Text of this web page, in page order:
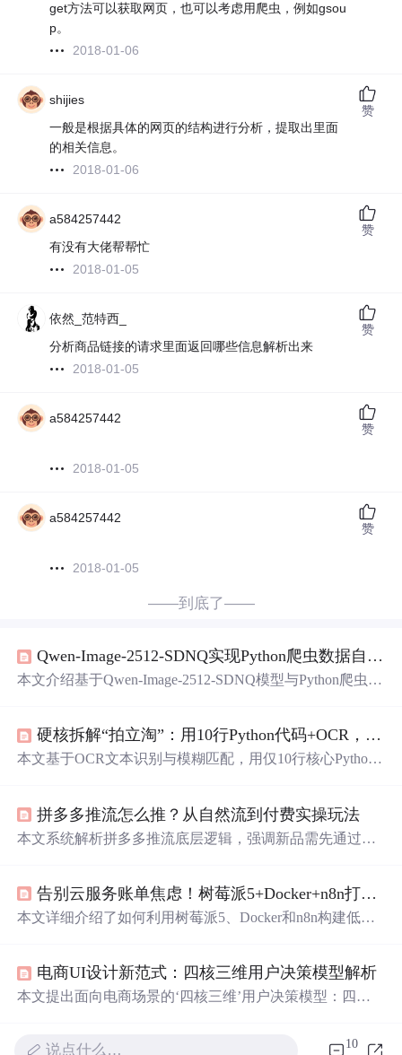
get方法可以获取网页，也可以考虑用爬虫，例如gsou
p。
2018-01-06
shijies
一般是根据具体的网页的结构进行分析，提取出里面
的相关信息。
2018-01-06
赞
a584257442
有没有大佬帮帮忙
2018-01-05
赞
依然_范特西_
分析商品链接的请求里面返回哪些信息解析出来
2018-01-05
赞
a584257442
2018-01-05
赞
a584257442
2018-01-05
赞
——到底了——
Qwen-Image-2512-SDNQ实现Python爬虫数据自动化处理：电商图片批量生成
本文介绍基于Qwen-Image-2512-SDNQ模型与Python爬虫协
化）、模型API集成及并发批量生成等关键技术环节，并
通过实测验证其相较传统人工流程在效率（提速数十倍）
硬核拆解“拍立淘”：用10行Python代码+OCR，实现图片搜同款
本文基于OCR文本识别与模糊匹配，用仅10行核心Python
sk在线部署。方案适用于标品识别（如数码、图书），强
调CPU可运行、无需GPU、可解释性强、工程落地快，对
拼多多推流怎么推？从自然流到付费实操玩法
本文系统解析拼多多推流底层逻辑，强调新品需先通过站
量。重点说明3an推客操作流程、佣金设置、数据调优方
法，以及三阶段推流组合策略（0-50单、50-200单、200单
告别云服务账单焦虑！树莓派5+Docker+n8n打造永不关机的个人自动化中心
本文详细介绍了如何利用树莓派5、Docker和n8n构建低成
8n工作流引擎的安装与配置，实现7x24小时在线的自动化
任务处理，如天气提醒、数据备份等，大幅节省长期运行
电商UI设计新范式：四核三维用户决策模型解析
本文提出面向电商场景的‘四核三维’用户决策模型：四核
说点什么… 10